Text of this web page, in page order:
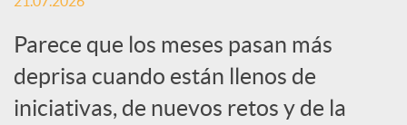
e
d
Parece que los meses pasan más
deprisa cuando están llenos de
iniciativas, de nuevos retos y de la